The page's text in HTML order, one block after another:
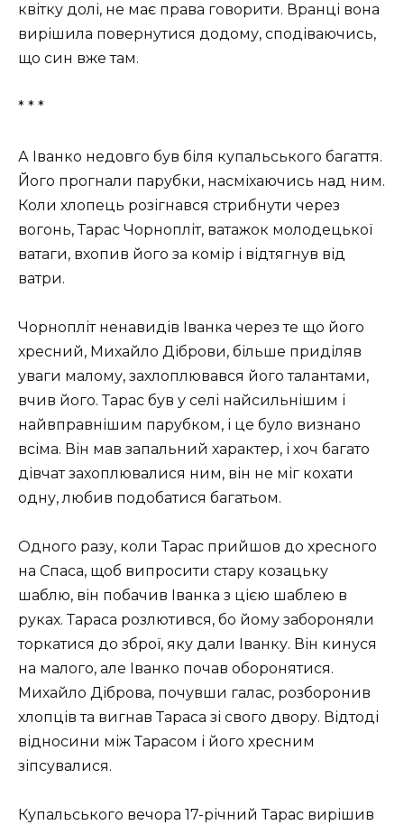
квітку долі, не має права говорити. Вранці вона
вирішила повернутися додому, сподіваючись,
що син вже там.
* * *
А Іванко недовго був біля купальського багаття.
Його прогнали парубки, насміхаючись над ним.
Коли хлопець розігнався стрибнути через
вогонь, Тарас Чорнопліт, ватажок молодецької
ватаги, вхопив його за комір і відтягнув від
ватри.
Чорнопліт ненавидів Іванка через те що його
хресний, Михайло Діброви, більше приділяв
уваги малому, захлоплювався його талантами,
вчив його. Тарас був у селі найсильнішим і
найвправнішим парубком, і це було визнано
всіма. Він мав запальний характер, і хоч багато
дівчат захоплювалися ним, він не міг кохати
одну, любив подобатися багатьом.
Одного разу, коли Тарас прийшов до хресного
на Спаса, щоб випросити стару козацьку
шаблю, він побачив Іванка з цією шаблею в
руках. Тараса розлютився, бо йому забороняли
торкатися до зброї, яку дали Іванку. Він кинуся
на малого, але Іванко почав оборонятися.
Михайло Діброва, почувши галас, розборонив
хлопців та вигнав Тараса зі свого двору. Відтоді
відносини між Тарасом і його хресним
зіпсувалися.
Купальського вечора 17-річний Тарас вирішив